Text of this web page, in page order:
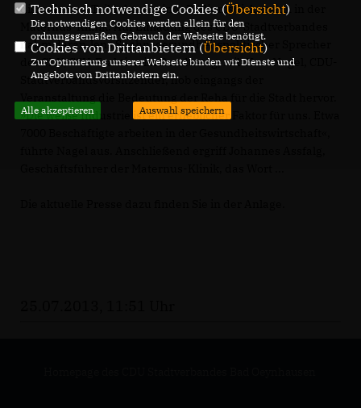
diskutierten Teilnehmer einer Podiumsdiskussion in der
Maternus-Klinik. Auf Einladung des CDU-Stadtverbandes
nahm daran Jens Spahn, gesundheitspolitischer Sprecher
der CDU/CSU-Fraktion im Bundestag, teil. Kurt Nagel, CDU-
Stadtverbandsvorsitzender, hob eingangs der
»Die weiße Industrie ist ein erheblicher Faktor für uns. Etwa
Technisch notwendige Cookies (Übersicht)
Die notwendigen Cookies werden allein für den
ordnungsgemäßen Gebrauch der Webseite benötigt.
Cookies von Drittanbietern (Übersicht)
Zur Optimierung unserer Webseite binden wir Dienste und
Angebote von Drittanbietern ein.
Alle akzeptieren Auswahl speichern